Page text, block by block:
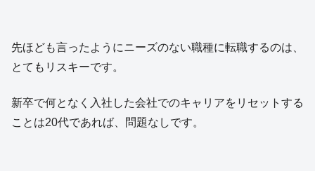
先ほども言ったようにニーズのない職種に転職するのは、
とてもリスキーです。
新卒で何となく入社した会社でのキャリアをリセットする
ことは20代であれば、問題なしです。